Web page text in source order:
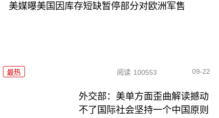
美媒曝美国因库存短缺暂停部分对欧洲军售
最热 阅读 100553 09-22
外交部：美单方面歪曲解读撼动
不了国际社会坚持一个中国原则